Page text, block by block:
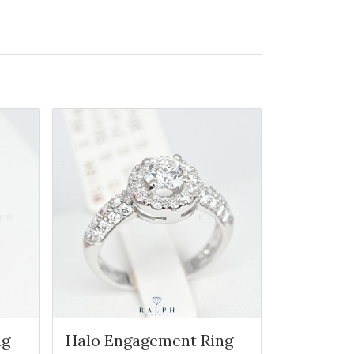
Halo Engagement Ring